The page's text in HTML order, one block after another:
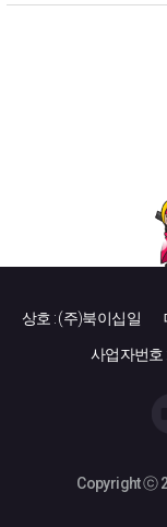
상호 : (주)북이십일
사업자번호
Copyright ⓒ